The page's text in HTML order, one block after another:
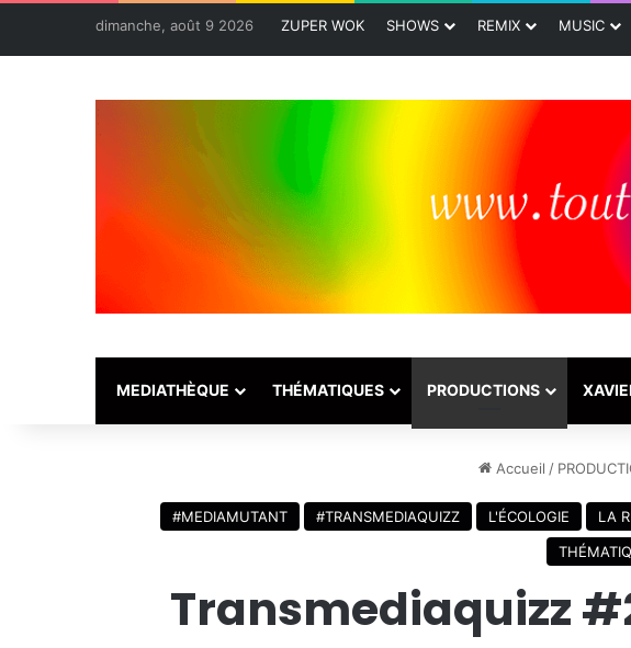
dimanche, août 9 2026 ZUPER WOK SHOWS REMIX MUSIC
MEDIATHÈQUE THÉMATIQUES PRODUCTIONS
Accueil /
#MEDIAMUTANT #TRANSMEDIAQUIZZ L'ÉCOLOGIE LA
Transmediaquizz